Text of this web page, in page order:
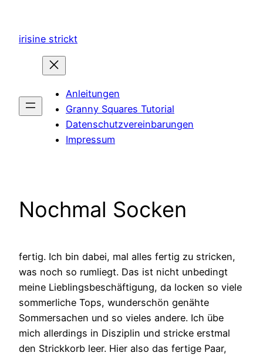
springen
irisine strickt
Anleitungen
Granny Squares Tutorial
Datenschutzvereinbarungen
Impressum
Nochmal Socken
fertig. Ich bin dabei, mal alles fertig zu stricken,
was noch so rumliegt. Das ist nicht unbedingt
meine Lieblingsbeschäftigung, da locken so viele
sommerliche Tops, wunderschön genähte
Sommersachen und so vieles andere. Ich übe
mich allerdings in Disziplin und stricke erstmal
den Strickkorb leer. Hier also das fertige Paar,